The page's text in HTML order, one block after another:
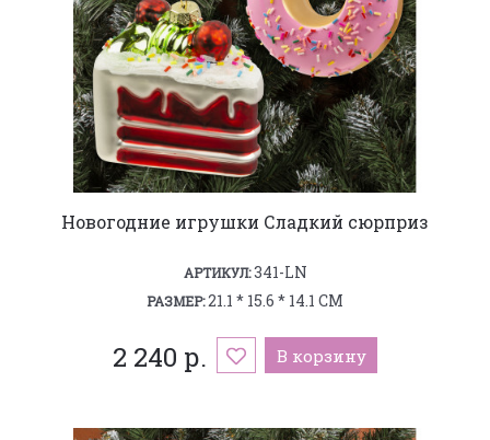
Новогодние игрушки Сладкий сюрприз
АРТИКУЛ:341-LN
РАЗМЕР:21.1 * 15.6 * 14.1 СМ
2 240 р. В корзину